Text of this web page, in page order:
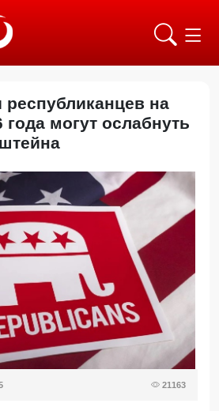
республиканцев на
могут ослабнуть
21163